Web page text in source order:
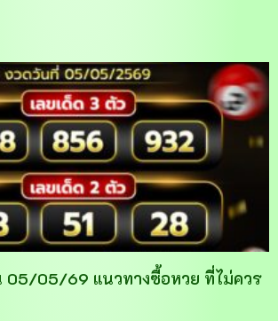
05/05/69 แนวทางซื้อหวย ที่ไม่ควร